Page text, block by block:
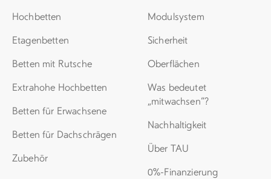
Hochbetten
Etagenbetten
Betten mit Rutsche
Extrahohe Hochbetten
Betten für Erwachsene
Betten für Dachschrägen
Zubehör
Modulsystem
Sicherheit
Oberflächen
Was bedeutet
„mitwachsen“?
Nachhaltigkeit
Über TAU
0%-Finanzierung